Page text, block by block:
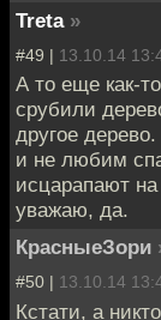
Treta »
#49 | 13.10.14
А то еще как-
срубили
другое
и не любим
исцарапают
уважаю, да.
КрасныеЗори
#50 | 13.10.14
Кстати, а